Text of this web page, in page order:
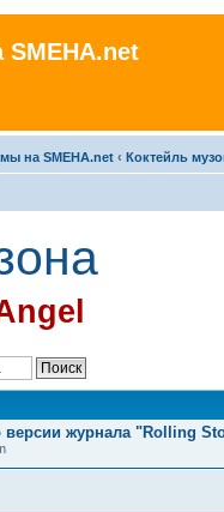
на SMEHA.net ‹ Коктейль
версии журнала "Rolling